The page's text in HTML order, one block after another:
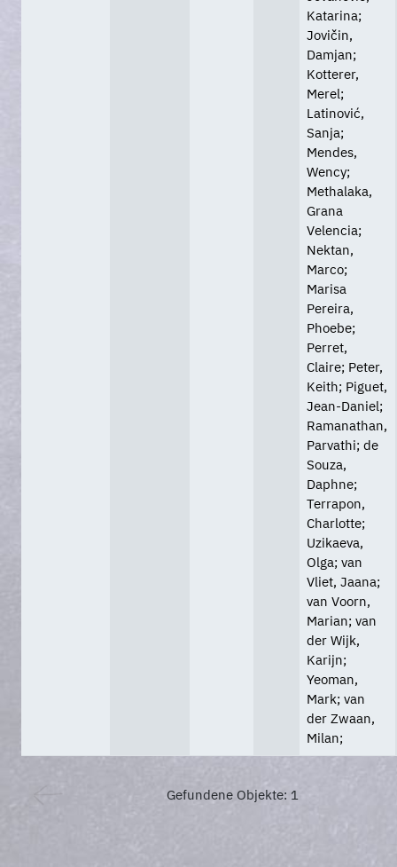
Katarina;
Jovičin,
Damjan;
Kotterer,
Merel;
Latinović,
Sanja;
Mendes,
Wency;
Methalaka,
Grana
Velencia;
Nektan,
Marco;
Marisa
Pereira,
Phoebe;
Perret,
Claire; Peter,
Keith; Piguet,
Jean-Daniel;
Ramanathan,
Parvathi; de
Souza,
Daphne;
Terrapon,
Charlotte;
Uzikaeva,
Olga; van
Vliet, Jaana;
van Voorn,
Marian; van
der Wijk,
Karijn;
Yeoman,
Mark; van
der Zwaan,
Milan;
Gefundene Objekte: 1